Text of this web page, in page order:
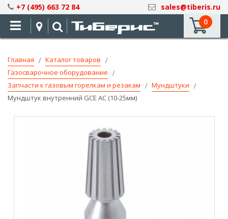
Skip
to
Content
+7 (495) 663 72 84
sales@tiberis.ru
0
Главная
Каталог товаров
Газосварочное оборудование
Запчасти к газовым горелкам и резакам
Мундштуки
Мундштук внутренний GCE AC (10-25мм)